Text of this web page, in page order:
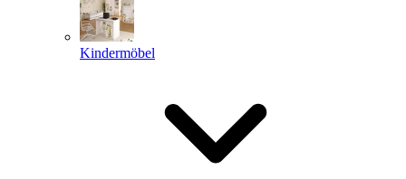
Kindermöbel